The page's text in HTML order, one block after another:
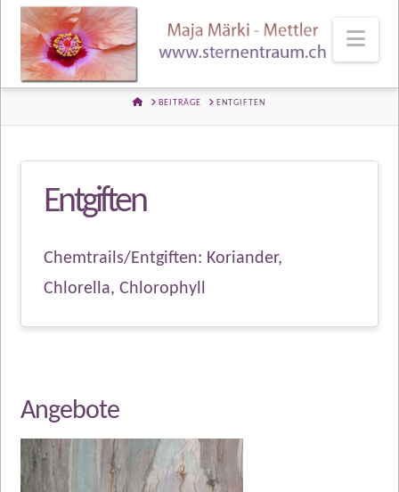
HOMEBEITRÄGE ENTGIFTEN
Entgiften
Chemtrails/Entgiften: Koriander,
Chlorella, Chlorophyll
Angebote